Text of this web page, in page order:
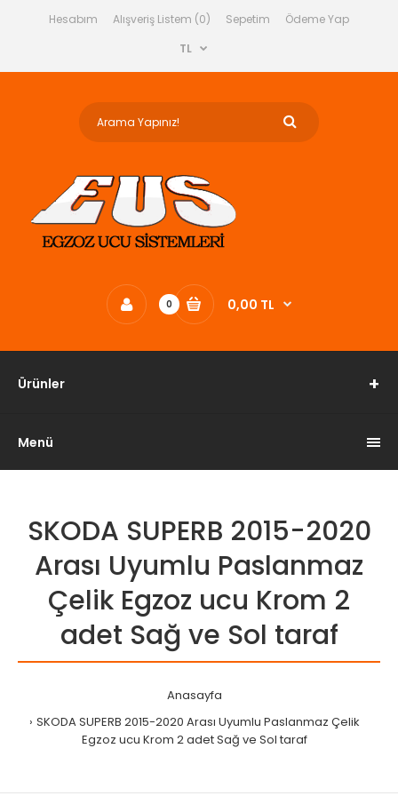
Hesabım Alışveriş Listem (0) Sepetim
Ödeme Yap
TL
0 0,00 TL
Ürünler
Menü
SKODA SUPERB 2015-2020
Arası Uyumlu Paslanmaz
Çelik Egzoz ucu Krom 2
adet Sağ ve Sol taraf
Anasayfa
SKODA SUPERB 2015-2020 Arası Uyumlu Paslanmaz Çelik
Egzoz ucu Krom 2 adet Sağ ve Sol taraf